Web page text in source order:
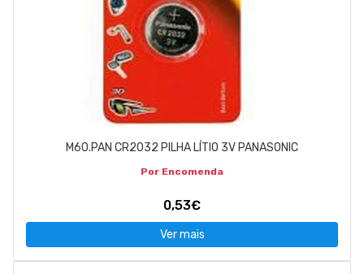
M60.PAN CR2032 PILHA LÍTIO 3V PANASONIC
Por Encomenda
0,53€
Ver mais